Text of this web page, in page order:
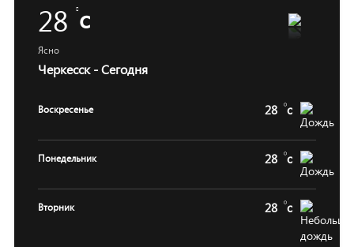
28 c
Ясно
Черкесск - Сегодня
Воскресенье 28 c
Понедельник 28 c
Вторник 28 c